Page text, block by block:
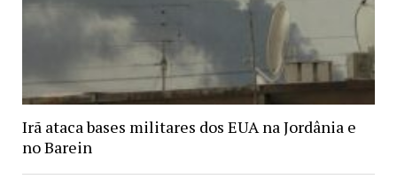
Irã ataca bases militares dos EUA na Jordânia e
no Barein